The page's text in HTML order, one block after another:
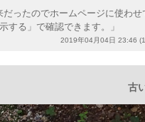
ったのでホームページに使わせ
する」で確認できます。」
2019年04月04日 23:46
古